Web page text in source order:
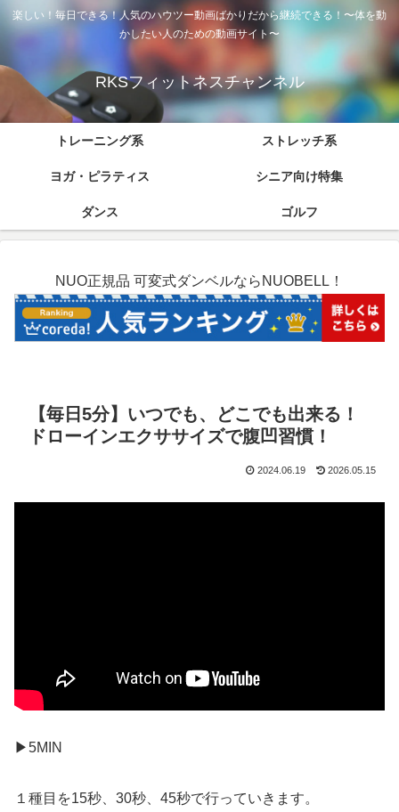
楽しい！毎日できる！人気のハウツー動画ばかりだから継続できる！〜体を動
かしたい人のための動画サイト〜
RKSフィットネスチャンネル
トレーニング系 ストレッチ系
ヨガ・ピラティス シニア向け特集
ダンス ゴルフ
NUO正規品 可変式ダンベルならNUOBELL！
【毎日5分】いつでも、どこでも出来る！
ドローインエクササイズで腹凹習慣！
2024.06.19 2026.05.15
▶︎5MIN
１種目を15秒、30秒、45秒で行っていきます。